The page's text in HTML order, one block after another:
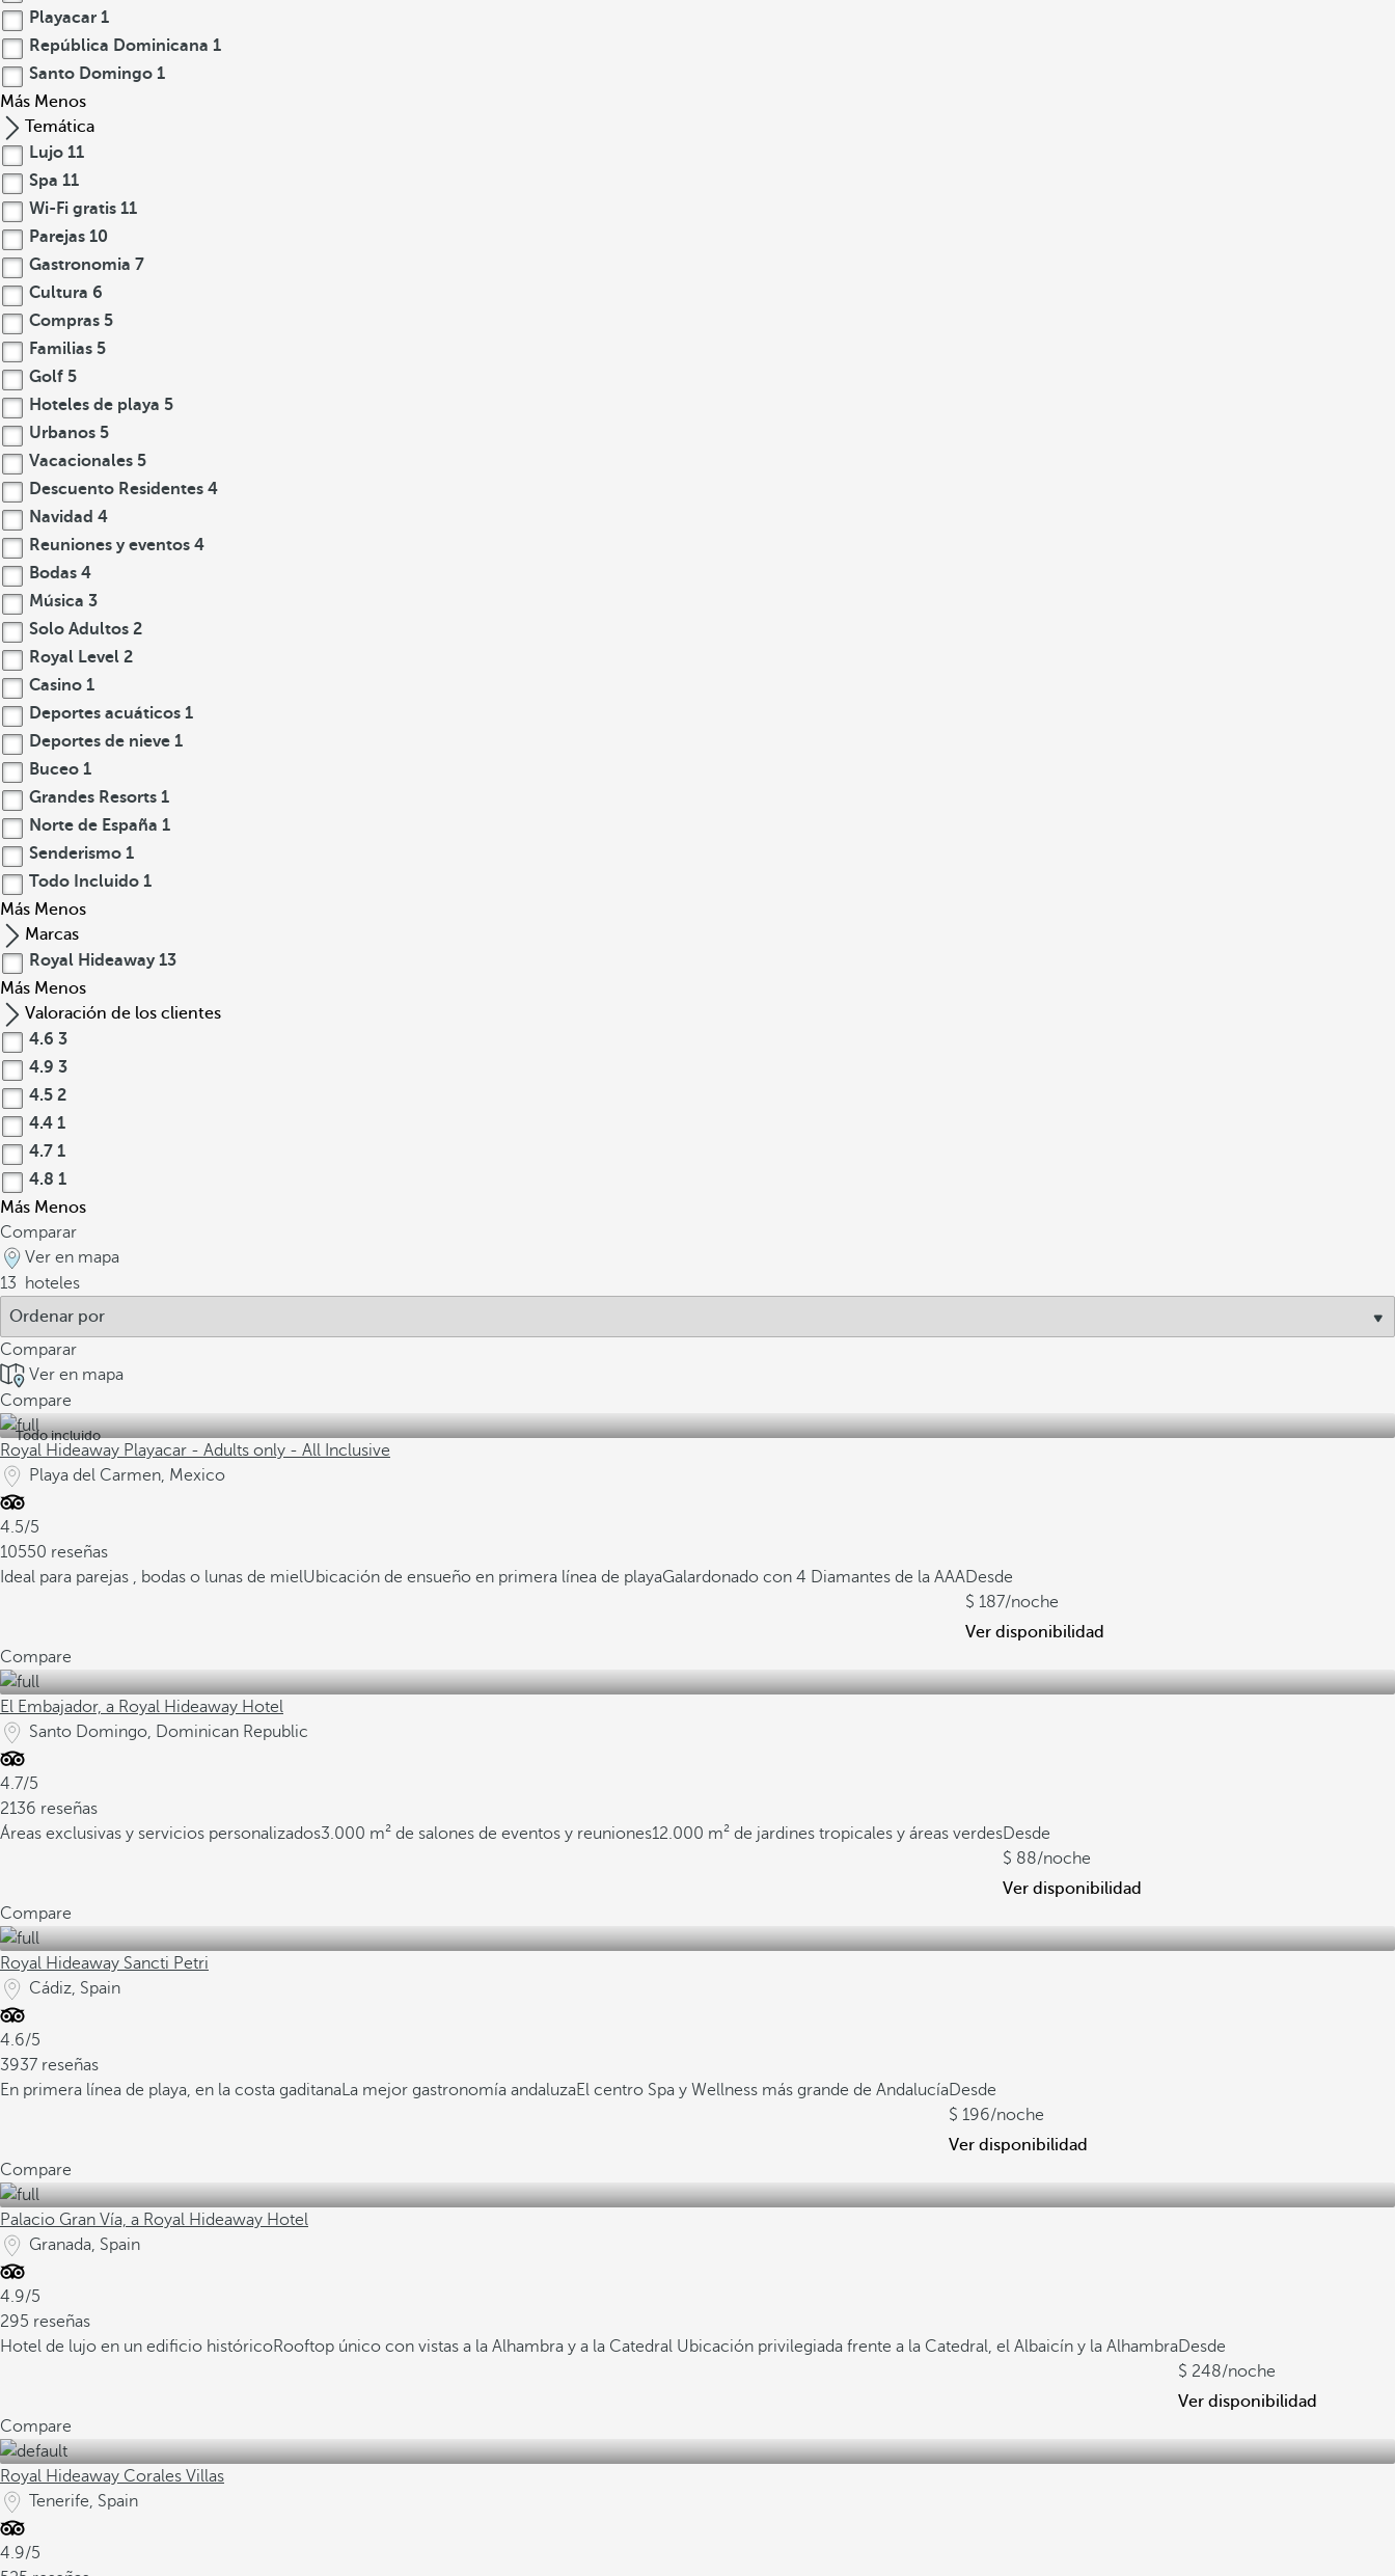
Playacar 1
República Dominicana 1
Santo Domingo 1
Más Menos
Temática
Lujo 11
Spa 11
Wi-Fi gratis 11
Parejas 10
Gastronomia 7
Cultura 6
Compras 5
Familias 5
Golf 5
Hoteles de playa 5
Urbanos 5
Vacacionales 5
Descuento Residentes 4
Navidad 4
Reuniones y eventos 4
Bodas 4
Música 3
Solo Adultos 2
Royal Level 2
Casino 1
Deportes acuáticos 1
Deportes de nieve 1
Buceo 1
Grandes Resorts 1
Norte de España 1
Senderismo 1
Todo Incluido 1
Más Menos
Marcas
Royal Hideaway 13
Más Menos
Valoración de los clientes
4.6 3
4.9 3
4.5 2
4.4 1
4.7 1
4.8 1
Más Menos
Comparar
Ver en mapa
13
hoteles
Comparar
Ver en mapa
Compare
Todo incluido
Royal Hideaway Playacar - Adults only - All Inclusive
Playa del Carmen, Mexico
4.5/5
10550 reseñas
Ideal para parejas , bodas o lunas de mielUbicación de ensueño en primera línea de playaGalardonado con 4 Diamantes de la AAADesde
187/noche
Ver disponibilidad
Compare
El Embajador, a Royal Hideaway Hotel
Santo Domingo, Dominican Republic
4.7/5
2136 reseñas
Áreas exclusivas y servicios personalizados3.000 m² de salones de eventos y reuniones12.000 m² de jardines tropicales y áreas verdesDesde
88/noche
Ver disponibilidad
Compare
Royal Hideaway Sancti Petri
Cádiz, Spain
4.6/5
3937 reseñas
En primera línea de playa, en la costa gaditanaLa mejor gastronomía andaluzaEl centro Spa y Wellness más grande de AndalucíaDesde
196/noche
Ver disponibilidad
Compare
Palacio Gran Vía, a Royal Hideaway Hotel
Granada, Spain
4.9/5
295 reseñas
Hotel de lujo en un edificio históricoRooftop único con vistas a la Alhambra y a la Catedral Ubicación privilegiada frente a la Catedral, el Albaicín y la AlhambraDesde
248/noche
Ver disponibilidad
Compare
Royal Hideaway Corales Villas
Tenerife, Spain
4.9/5